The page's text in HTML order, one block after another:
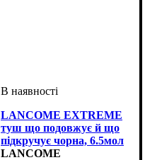
LANCOME EXTREME
туш що подовжує й що
підкручує чорна, 6.5мол
LANCOME